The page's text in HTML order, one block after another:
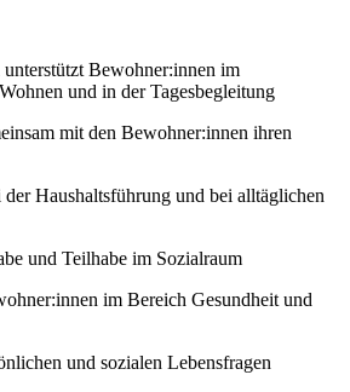
Bewohner:innen im
und in der Tagesbegleitung
mit den Bewohner:innen ihren
Haushaltsführung und bei alltäglichen
und Teilhabe im Sozialraum
im Bereich Gesundheit und
und sozialen Lebensfragen